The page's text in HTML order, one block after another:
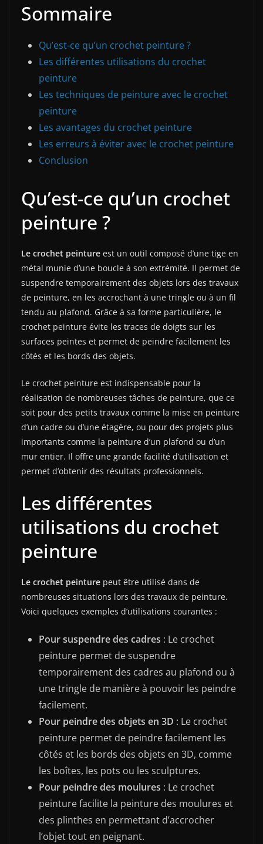
Sommaire
Qu’est-ce qu’un crochet peinture ?
Les différentes utilisations du crochet
peinture
Les techniques de peinture avec le crochet
peinture
Les avantages du crochet peinture
Les erreurs à éviter avec le crochet peinture
Conclusion
Qu’est-ce qu’un crochet
peinture ?
Le crochet peinture est un outil composé d’une tige en
métal munie d’une boucle à son extrémité. Il permet de
suspendre temporairement des objets lors des travaux
de peinture, en les accrochant à une tringle ou à un fil
tendu au plafond. Grâce à sa forme particulière, le
crochet peinture évite les traces de doigts sur les
surfaces peintes et permet de peindre facilement les
côtés et les bords des objets.
Le crochet peinture est indispensable pour la
réalisation de nombreuses tâches de peinture, que ce
soit pour des petits travaux comme la mise en peinture
d’un cadre ou d’une étagère, ou pour des projets plus
importants comme la peinture d’un plafond ou d’un
mur entier. Il offre une grande facilité d’utilisation et
permet d’obtenir des résultats professionnels.
Les différentes
utilisations du crochet
peinture
Le crochet peinture peut être utilisé dans de
nombreuses situations lors des travaux de peinture.
Voici quelques exemples d’utilisations courantes :
Pour suspendre des cadres : Le crochet
peinture permet de suspendre
temporairement des cadres au plafond ou à
une tringle de manière à pouvoir les peindre
facilement.
Pour peindre des objets en 3D : Le crochet
peinture permet de peindre facilement les
côtés et les bords des objets en 3D, comme
les boîtes, les pots ou les sculptures.
Pour peindre des moulures : Le crochet
peinture facilite la peinture des moulures et
des plinthes en permettant d’accrocher
l’objet tout en peignant.